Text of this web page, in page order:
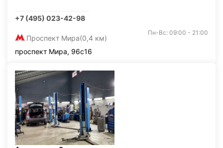
+7 (495) 023-42-98
Проспект Мира(0,4 км)
Пн-Вс: 09:00 - 21:00
проспект Мира, 96с16